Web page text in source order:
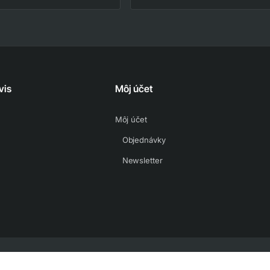
Môj účet
Môj účet
Objednávky
Newsletter